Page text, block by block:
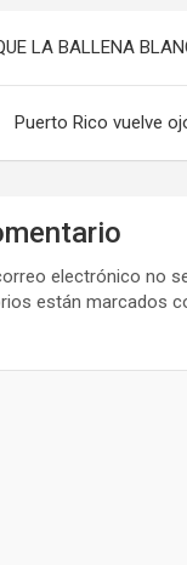
LA BALLENA
Puerto Rico vuelve
electrónico no
están marcados